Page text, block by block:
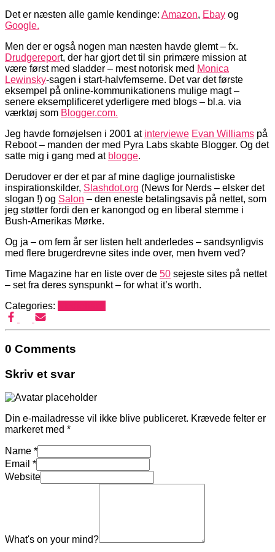
Det er næsten alle gamle kendinge: Amazon, Ebay og
Google.
Men der er også nogen man næsten havde glemt – fx.
Drudgereport, der har gjort det til sin primære mission at
være først med sladder – mest notorisk med Monica
Lewinsky-sagen i start-halvfemserne. Det var det første
eksempel på online-kommunikationens mulige magt –
senere eksemplificeret yderligere med blogs – bl.a. via
værktøj som Blogger.com.
Jeg havde fornøjelsen i 2001 at interviewe Evan Williams på
Reboot – manden der med Pyra Labs skabte Blogger. Og det
satte mig i gang med at blogge.
Derudover er der et par af mine daglige journalistiske
inspirationskilder, Slashdot.org (News for Nerds – elsker det
slogan !) og Salon – den eneste betalingsavis på nettet, som
jeg støtter fordi den er kanongod og en liberal stemme i
Bush-Amerikas Mørke.
Og ja – om fem år ser listen helt anderledes – sandsynligvis
med flere brugerdrevne sites inde over, men hvem ved?
Time Magazine har en liste over de 50 sejeste sites på nettet
– set fra deres synspunkt – for what it’s worth.
Categories:
0 Comments
Skriv et svar
Din e-mailadresse vil ikke blive publiceret. Krævede felter er
markeret med *
Name *
Email *
Website
What's on your mind?